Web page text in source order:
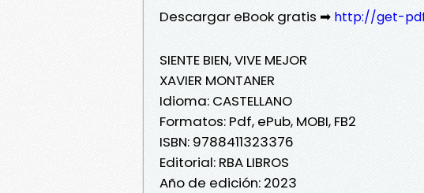
Descargar eBook gratis ➡ http://get-
SIENTE BIEN, VIVE MEJOR
XAVIER MONTANER
Idioma: CASTELLANO
Formatos: Pdf, ePub, MOBI, FB2
ISBN: 9788411323376
Editorial: RBA LIBROS
Año de edición: 2023